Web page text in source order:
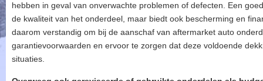
hebben in geval van onverwachte problemen of defecten. Een
de kwaliteit van het onderdeel, maar biedt ook bescherming en
daarom verstandig om bij de aanschaf van aftermarket auto
garantievoorwaarden en ervoor te zorgen dat deze voldoende
situaties.